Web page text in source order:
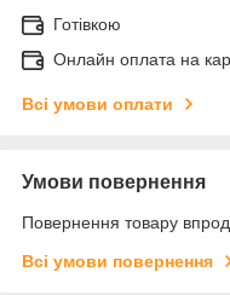
Готівкою
Онлайн оплата на
Всі умови оплати
Умови повернення
Повернення товару
Всі умови повернення